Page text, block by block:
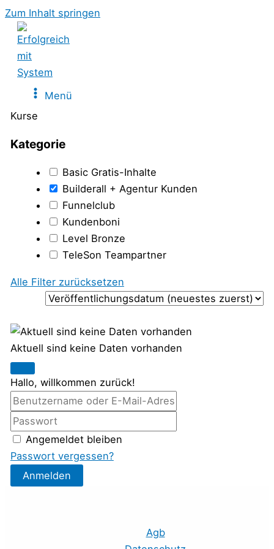
Zum Inhalt springen
Menü
Kurse
Kategorie
Basic Gratis-Inhalte
Builderall + Agentur Kunden
Funnelclub
Kundenboni
Level Bronze
TeleSon Teampartner
Alle Filter zurücksetzen
Aktuell sind keine Daten vorhanden
Hallo, willkommen zurück!
Angemeldet bleiben
Passwort vergessen?
Anmelden
Agb